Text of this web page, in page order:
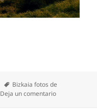
Etiquetas
Bizkaia fotos de
Deja un comentarioen Mar de